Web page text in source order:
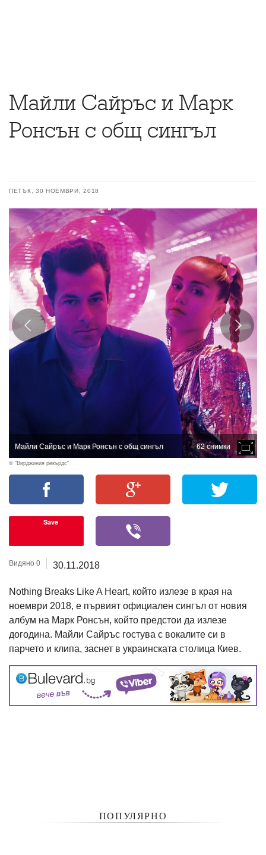
Майли Сайръс и Марк
Ронсън с общ сингъл
ПЕТЪК, 30 НОЕМВРИ, 2018
Майли Сайръс и Марк Ронсън с общ сингъл 62 снимки
© "Вирджиния рекърдс"
Save
Видяно 0 30.11.2018
Nothing Breaks Like A Heart, който излезе в края на
ноември 2018, е първият официален сингъл от новия
албум на Марк Ронсън, който предстои да излезе
догодина. Майли Сайръс гостува с вокалите си в
парчето и клипа, заснет в украинската столица Киев.
ПОПУЛЯРНО